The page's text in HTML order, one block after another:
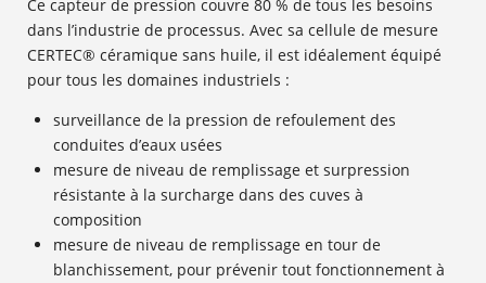
Ce capteur de pression couvre 80 % de tous les besoins
dans l’industrie de processus. Avec sa cellule de mesure
CERTEC® céramique sans huile, il est idéalement équipé
pour tous les domaines industriels :
surveillance de la pression de refoulement des
conduites d’eaux usées
mesure de niveau de remplissage et surpression
résistante à la surcharge dans des cuves à
composition
mesure de niveau de remplissage en tour de
blanchissement, pour prévenir tout fonctionnement à